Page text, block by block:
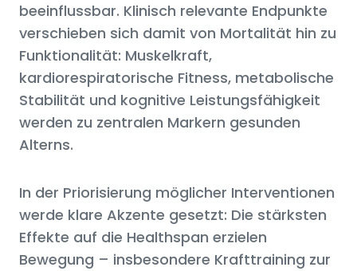
beeinflussbar. Klinisch relevante Endpunkte
verschieben sich damit von Mortalität hin zu
Funktionalität: Muskelkraft,
kardiorespiratorische Fitness, metabolische
Stabilität und kognitive Leistungsfähigkeit
werden zu zentralen Markern gesunden
Alterns.
In der Priorisierung möglicher Interventionen
werde klare Akzente gesetzt: Die stärksten
Effekte auf die Healthspan erzielen
Bewegung – insbesondere Krafttraining zur